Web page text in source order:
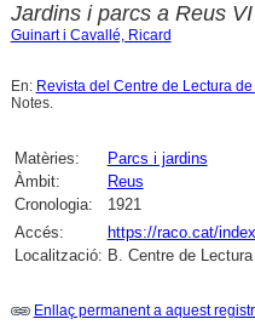
Jardins i parcs a Reus VI
Guinart i Cavallé, Ricard
En: Revista del Centre de Lectura
Notes.
Matèries:
Parcs i jardins
Àmbit:
Reus
Cronologia:
1921
Accés:
https://raco.cat/
Localització: B. Centre de
Enllaç permanent a aquest